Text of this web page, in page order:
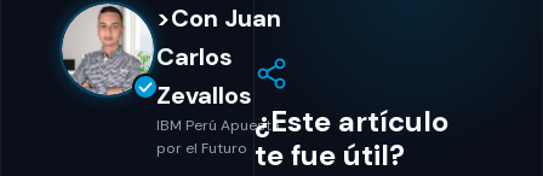
>Con Juan
Carlos
Zevallos
IBM Perú Apuesta
por el Futuro
¿Este artículo
te fue útil?